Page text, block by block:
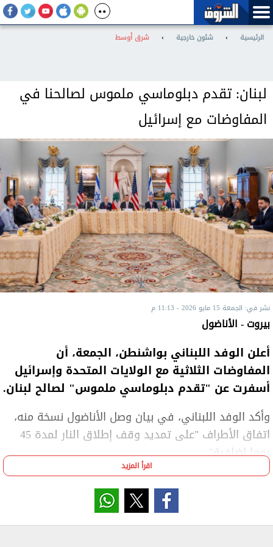
الرئيسية › شئون خارجية › شرق أوسط
لبنان: تقدم دبلوماسي ملموس لصالحنا في
المفاوضات مع إسرائيل
نشر في: الجمعة 15 مايو 2026 - 11:13 م
بيروت - الأناضول
أعلن الوفد اللبناني بواشنطن، الجمعة، أن
المفاوضات الثلاثية مع الولايات المتحدة وإسرائيل
أسفرت عن "تقدم دبلوماسي ملموس" لصالح لبنان.
وأكد الوفد اللبناني، في بيان وصل الأناضول نسخة منه،
اتفاق الأطراف "على تمديد وقف إطلاق النار لمدة 45
يوما إضافية".
ومساء الجمعة، أعلنت الولايات المتحدة تمديد اتفاق
اعتبارا من 17 مايو الجاري، رغم انتهاكه بشكل يومي من
اقرأ المزيد